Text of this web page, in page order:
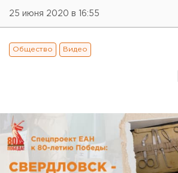
25 июня 2020 в 16:55
Общество Видео